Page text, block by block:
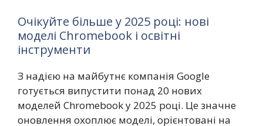
Очікуйте більше у 2025 році: нові
моделі Chromebook і освітні
інструменти
З надією на майбутнє компанія Google
готується випустити понад 20 нових
моделей Chromebook у 2025 році. Це значне
оновлення охоплює моделі, орієнтовані на